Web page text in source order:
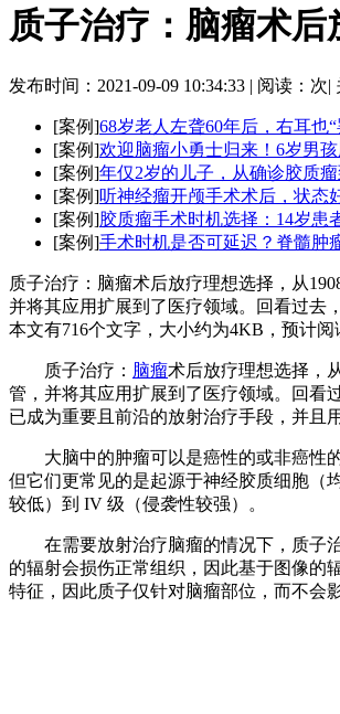
质子治疗：脑瘤术后
发布时间： 2021-09-09 10:34:33 | 阅读： 次|
[案例]68岁老人左聋60年后，右耳也
[案例]欢迎脑瘤小勇士归来！6岁男孩
[案例]年仅2岁的儿子，从确诊胶质
[案例]听神经瘤开颅手术术后，状态
[案例]胶质瘤手术时机选择：14岁患
[案例]手术时机是否可延迟？脊髓肿
质子治疗：脑瘤术后放疗理想选择，从
并将其应用扩展到了医疗领域。回看过去
本文有716个文字，大小约为4KB，预计阅
质子治疗： 脑瘤术后放疗理想选择，
管，并将其应用扩展到了医疗领域。回看
已成为重要且前沿的放射治疗手段，并且
大脑中的肿瘤可以是癌性的或非癌性的
但它们更常见的是起源于神经胶质细胞（
较低）到 IV 级（侵袭性较强）。
在需要放射治疗脑瘤的情况下，质子治
的辐射会损伤正常组织，因此基于图像的
特征，因此质子仅针对脑瘤部位，而不会